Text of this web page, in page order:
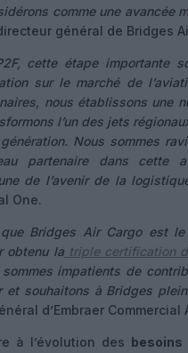
comme une avancée
général de Bridges
cette étape importante
sur le marché de
nous établissons une
l’un des jets
Nous sommes
partenaire dans cette
de l’avenir de la
One.
que Bridges Air Cargo est
obtenu latriple certification
sommes impatients de
et souhaitons à Bridges
d’Embraer Commercial
à l’évolution des besoins